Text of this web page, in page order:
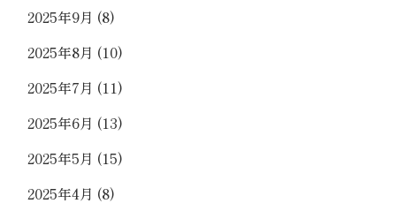
2025年9月 (8)
2025年8月 (10)
2025年7月 (11)
2025年6月 (13)
2025年5月 (15)
2025年4月 (8)